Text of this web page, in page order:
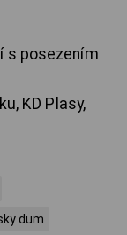
s posezením
KD Plasy,
dum